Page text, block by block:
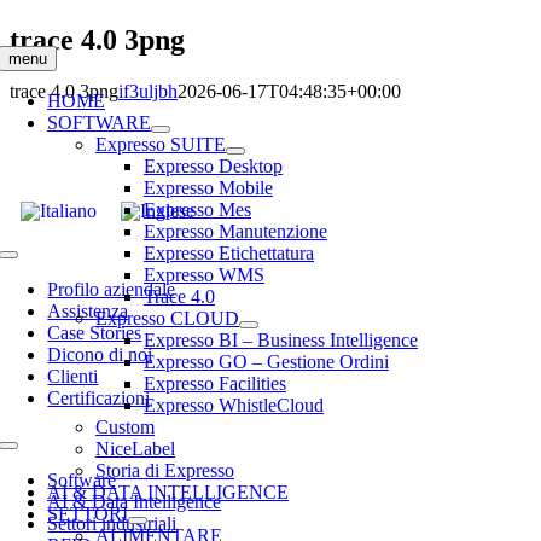
Salta
al
contenuto
menu
HOME
SOFTWARE
Expresso SUITE
Expresso Desktop
Expresso Mobile
Expresso Mes
Expresso Manutenzione
Expresso Etichettatura
Expresso WMS
Trace 4.0
Expresso CLOUD
Expresso BI – Business Intelligence
Expresso GO – Gestione Ordini
Expresso Facilities
Expresso WhistleCloud
Custom
NiceLabel
Storia di Expresso
AI & DATA INTELLIGENCE
SETTORI
ALIMENTARE
trace 4.0 3png
trace 4.0 3pngif3uljbh2026-06-17T04:48:35+00:00
Toggle
NavigationProfilo aziendale
Assistenza
Case Stories
Dicono di noi
Clienti
Certificazioni
Toggle
NavigationSoftware
AI & Data Intelligence
Settori industriali